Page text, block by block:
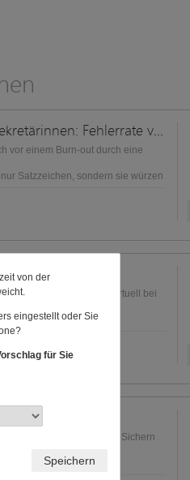
30. Fachtagung der Sekretärinnen: Fehlerrate verringern
vor einem Burn-out durch eine
Satzzeichen, sondern sie würzen
2021
nach der Fachtagung virtuell bei
♥ So geht Digitalisierung! Sichern
für die Zukunft.
von der
eingestellt oder Sie
für Sie
Speichern